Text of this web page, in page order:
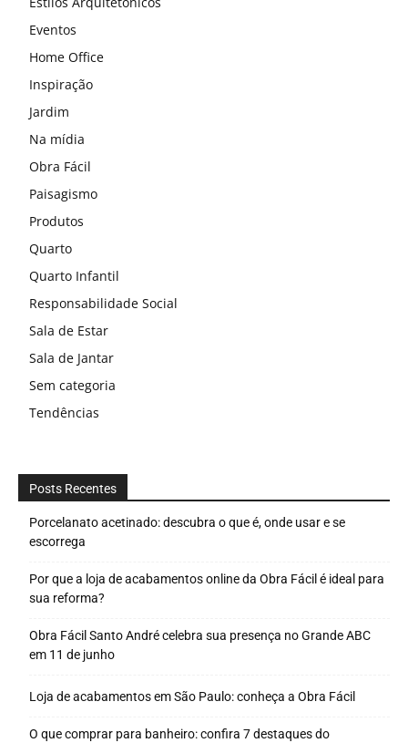
Eventos
Home Office
Inspiração
Jardim
Na mídia
Obra Fácil
Paisagismo
Produtos
Quarto
Quarto Infantil
Responsabilidade Social
Sala de Estar
Sala de Jantar
Sem categoria
Tendências
Posts Recentes
Porcelanato acetinado: descubra o que é, onde usar e se
escorrega
Por que a loja de acabamentos online da Obra Fácil é ideal para
sua reforma?
Obra Fácil Santo André celebra sua presença no Grande ABC
em 11 de junho
Loja de acabamentos em São Paulo: conheça a Obra Fácil
O que comprar para banheiro: confira 7 destaques do